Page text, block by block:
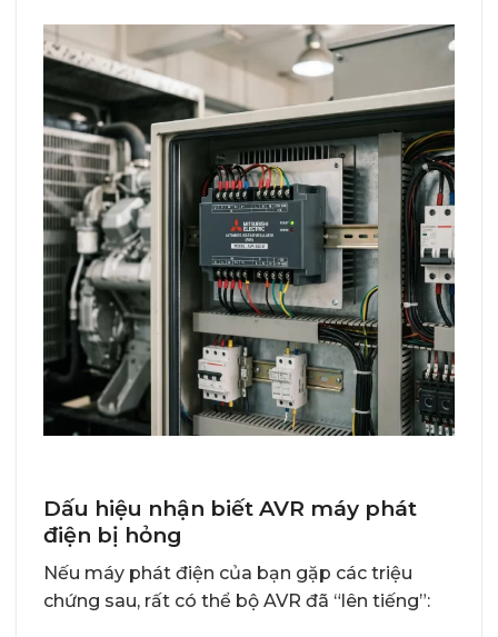
Dấu hiệu nhận biết AVR máy phát
điện bị hỏng
Nếu máy phát điện của bạn gặp các triệu
chứng sau, rất có thể bộ AVR đã “lên tiếng”: